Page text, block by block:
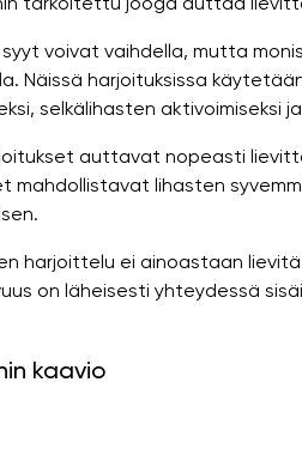
syyt voivat vaihdella, mutta
Näissä harjoituksissa
selkälihasten aktivoimiseksi
auttavat nopeasti
mahdollistavat lihasten
harjoittelu ei ainoastaan
on läheisesti yhteydessä
kaavio